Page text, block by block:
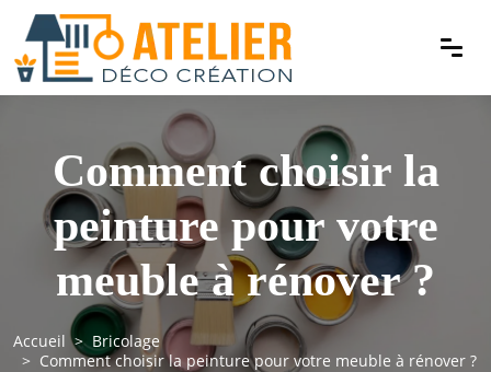
Comment choisir la
peinture pour votre
meuble à rénover ?
Accueil
Bricolage
Comment choisir la peinture pour votre meuble à rénover ?